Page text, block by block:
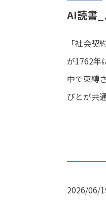
AI読書_
「社会
が1762年
中で束縛
びとが共
2026/06/